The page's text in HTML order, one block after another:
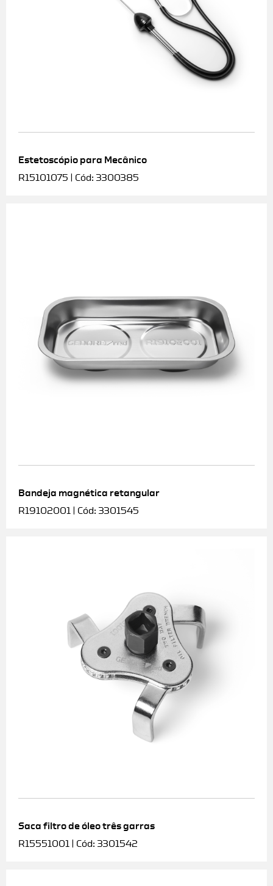
Estetoscópio para Mecânico
R15101075 | Cód: 3300385
Bandeja magnética retangular
R19102001 | Cód: 3301545
Saca filtro de óleo três garras
R15551001 | Cód: 3301542